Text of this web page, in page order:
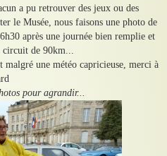
a pu retrouver des jeux ou des
le Musée, nous faisons une photo de
après une journée bien remplie et
circuit de 90km...
une météo capricieuse, merci à
pour agrandir...